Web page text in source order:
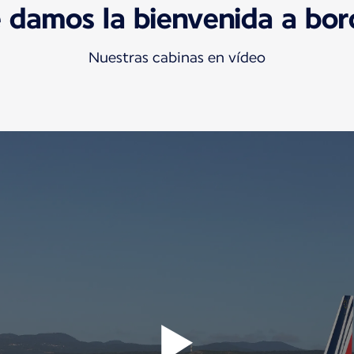
damos la bienvenida a
Nuestras cabinas en vídeo